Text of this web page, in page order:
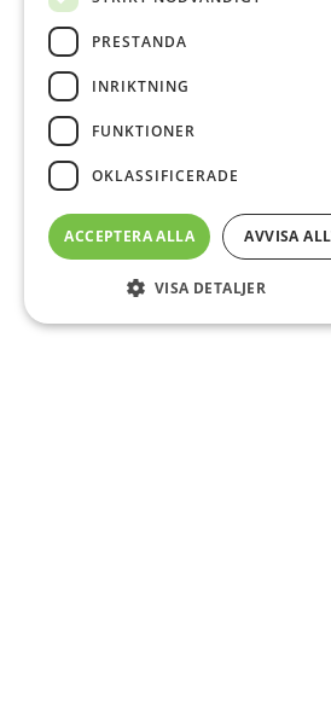
PRESTANDA
INRIKTNING
FUNKTIONER
OKLASSIFICERADE
ACCEPTERA ALLA AVVISA
VISA DETALJER